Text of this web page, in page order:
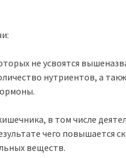
не усвоятся
нутриентов, а
в том числе
чего повышается
веществ.